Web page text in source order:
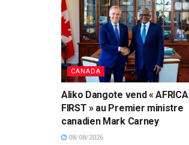
CANADA
Aliko Dangote vend « AFRICA
FIRST » au Premier ministre
canadien Mark Carney
08/08/2026